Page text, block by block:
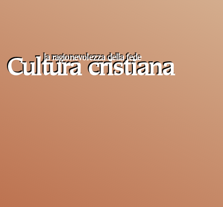
Cultura cristiana
la ragionevolezza della fede